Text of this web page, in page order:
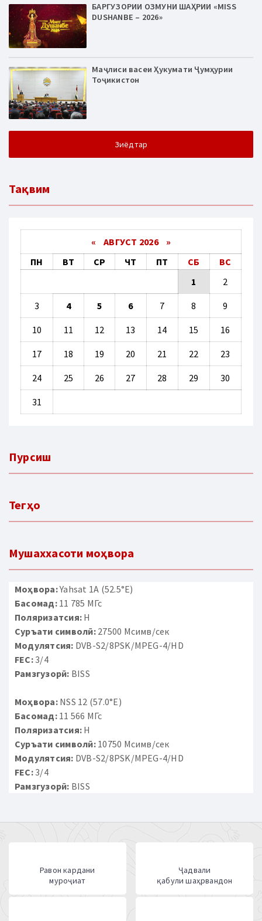
БАРГУЗОРИИ ОЗМУНИ ШАҲРИИ «MISS
DUSHANBE – 2026»
Маҷлиси васеи Ҳукумати Ҷумҳурии
Тоҷикистон
Зиёдтар
Тақвим
« АВГУСТ 2026 »
ПН
ВТ СР ЧТ ПТ СБ
ВС
1
2
3 4 5 6 7 8 9
10 11 12 13 14 15 16
17 18 19 20 21 22 23
24 25 26 27 28 29 30
31
Пурсиш
Тегҳо
Мушаххасоти моҳвора
Моҳвора:Yahsat 1A (52.5°E)
Басомад:11 785 МГс
Поляризатсия: H
Суръати символӣ:27500 Мсимв/сек
Модулятсия: DVB-S2/8PSK/MPEG-4/HD
FEC:3/4
Рамзгузорӣ: BISS
Моҳвора:NSS 12 (57.0°E)
Басомад:11 566 МГс
Поляризатсия: H
Суръати символӣ:10750 Мсимв/сек
Модулятсия: DVB-S2/8PSK/MPEG-4/HD
FEC:3/4
Рамзгузорӣ: BISS
Равон кардани
муроҷиат
Ҷадвали
қабули шаҳрвандон